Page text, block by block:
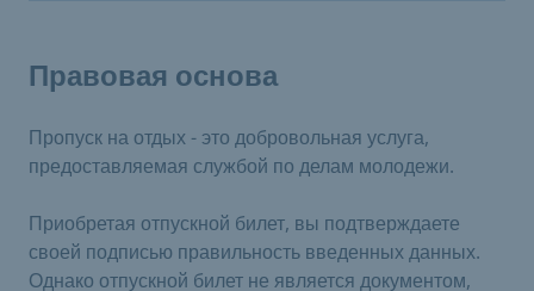
Правовая основа
Пропуск на отдых - это добровольная услуга,
предоставляемая службой по делам молодежи.
Приобретая отпускной билет, вы подтверждаете
своей подписью правильность введенных данных.
Однако отпускной билет не является документом,